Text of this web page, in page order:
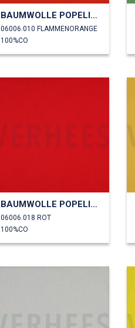
BAUMWOLLE POPELINE
06006.010 FLAMMENORANGE
100%CO
BAUMWOLLE POPELINE
06006.018 ROT
100%CO